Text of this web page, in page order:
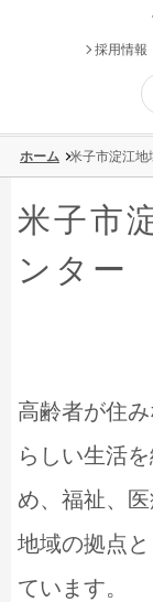
採用情報
有料老人ホーム
高齢者向け優良
特別養護老人ホ
グループホーム
居宅介護支援事
ホーム 米子市淀江
米子市
ンター
高齢者が住
らしい生活
め、福祉、
地域の拠点
ています。